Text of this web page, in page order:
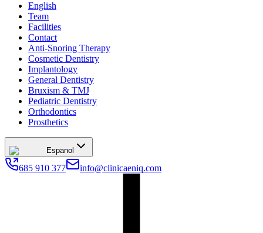
English
Team
Facilities
Contact
Anti-Snoring Therapy
Cosmetic Dentistry
Implantology
General Dentistry
Bruxism & TMJ
Pediatric Dentistry
Orthodontics
Prosthetics
Espanol
685 910 377 info@clinicaeniq.com